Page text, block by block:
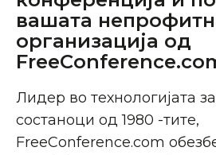
вашата
организација од
Лидер во технологијата
состаноци од 1980 -тите,
FreeConference.com